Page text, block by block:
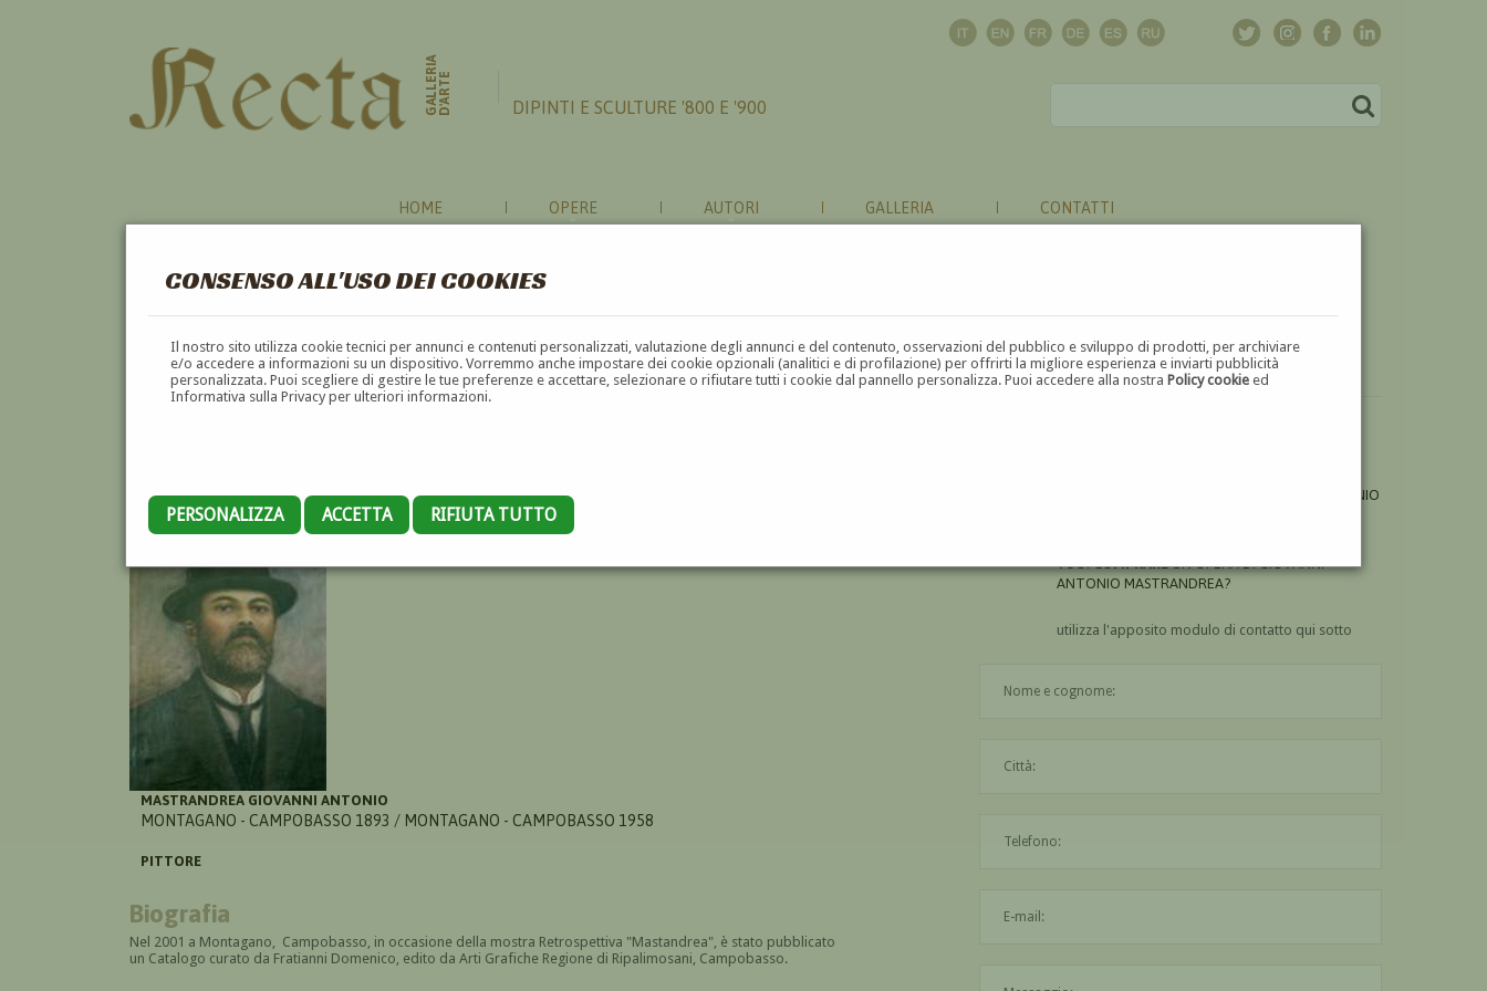
CONSENSO ALL'USO DEI COOKIES
Il nostro sito utilizza cookie tecnici per annunci e contenuti personalizzati, valutazione degli annunci e del contenuto, osservazioni del pubblico e sviluppo di prodotti, per archiviare
e/o accedere a informazioni su un dispositivo. Vorremmo anche impostare dei cookie opzionali (analitici e di profilazione) per offrirti la migliore esperienza e inviarti pubblicità
personalizzata. Puoi scegliere di gestire le tue preferenze e accettare, selezionare o rifiutare tutti i cookie dal pannello personalizza. Puoi accedere alla nostraPolicy cookie ed
Informativa sulla Privacy per ulteriori informazioni.
PERSONALIZZA ACCETTA RIFIUTA TUTTO
GALLERIAD'ARTE DIPINTI E SCULTURE '800 E '900
HOME OPERE AUTORI GALLERIA CONTATTI
MASTRANDREA GIOVANNI ANTONIO
MONTAGANO - CAMPOBASSO 1893 / MONTAGANO - CAMPOBASSO 1958
PITTORE
Biografia
Nel 2001 a Montagano, Campobasso, in occasione della mostra Retrospettiva "Mastandrea", è stato pubblicato
un Catalogo curato da Fratianni Domenico, edito da Arti Grafiche Regione di Ripalimosani, Campobasso.
UN'OPERA DI GIOVANNI ANTONIO
VUOICOMPRAREUN'OPERA DI GIOVANNI
ANTONIO MASTRANDREA?
utilizza l'apposito modulo di contatto qui sotto